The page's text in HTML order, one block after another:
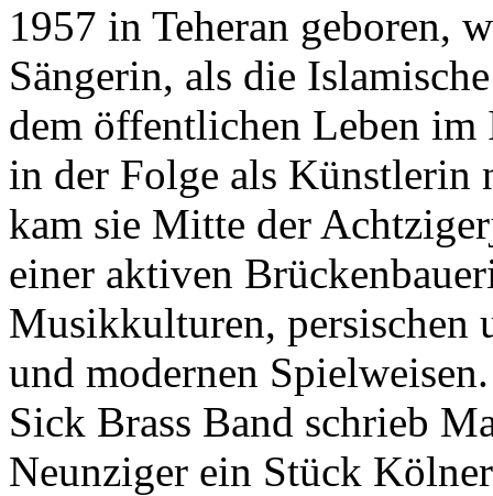
1957 in Teheran geboren,
Sängerin, als die
dem öffentlichen Leben im
in der Folge als Künstlerin
kam sie Mitte der
einer aktiven
Musikkulturen, persischen
und modernen
Sick Brass Band schrieb
Neunziger ein Stück